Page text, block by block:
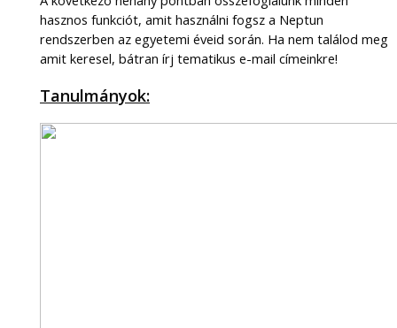
hasznos funkciót, amit használni fogsz a Neptun
rendszerben az egyetemi éveid során. Ha nem találod meg
amit keresel, bátran írj tematikus e-mail címeinkre!
Tanulmányok: